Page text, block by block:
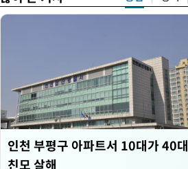
인천 부평구 아파트서 10대가 40대
친모 살해